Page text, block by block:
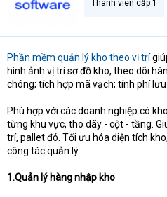
Thành viên cấp 1
Phần mềm quản lý kho theo vị trí
hình ảnh vị trí sơ đồ kho, theo dõi
chóng; tích hợp mã vạch; tính phí lưu
Phù hợp với các doanh nghiệp có
từng khu vực, tho dãy - cột - tầng.
trí, pallet đó. Tối ưu hóa diện tích
công tác quản lý.
1.Quản lý hàng nhập kho